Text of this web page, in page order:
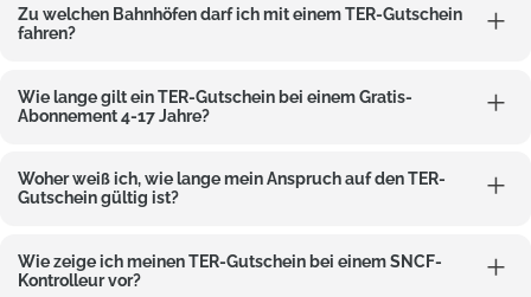
Zu welchen Bahnhöfen darf ich mit einem TER-Gutschein
fahren?
Wie lange gilt ein TER-Gutschein bei einem Gratis-
Abonnement 4-17 Jahre?
Woher weiß ich, wie lange mein Anspruch auf den TER-
Gutschein gültig ist?
Wie zeige ich meinen TER-Gutschein bei einem SNCF-
Kontrolleur vor?